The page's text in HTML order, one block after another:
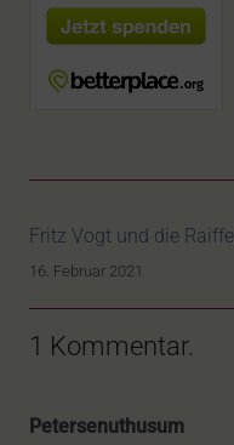
Fritz Vogt und die
16. Februar 2021
1 Kommentar.
Petersenuthusum